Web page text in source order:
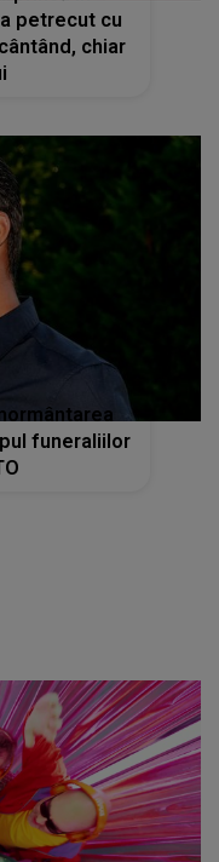
petrecut cu
chiar
funeraliilor